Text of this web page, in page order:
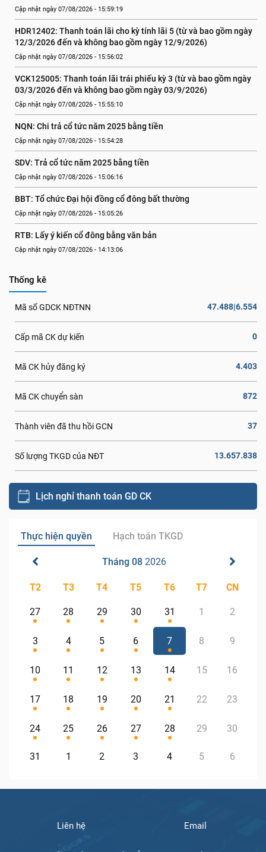
Cập nhật ngày 07/08/2026 - 15:59:19
HDR12402: Thanh toán lãi cho kỳ tính lãi 5 (từ và bao gồm ngày
12/3/2026 đến và không bao gồm ngày 12/9/2026)
Cập nhật ngày 07/08/2026 - 15:56:02
VCK125005: Thanh toán lãi trái phiếu kỳ 3 (từ và bao gồm ngày
03/3/2026 đến và không bao gồm ngày 03/9/2026)
Cập nhật ngày 07/08/2026 - 15:55:10
NQN: Chi trả cổ tức năm 2025 bằng tiền
Cập nhật ngày 07/08/2026 - 15:54:28
SDV: Trả cổ tức năm 2025 bằng tiền
Cập nhật ngày 07/08/2026 - 15:06:16
BBT: Tổ chức Đại hội đồng cổ đông bất thường
Cập nhật ngày 07/08/2026 - 15:05:26
RTB: Lấy ý kiến cổ đông bằng văn bản
Cập nhật ngày 07/08/2026 - 14:13:06
Thống kê
Mã số GDCK NĐTNN 47.488|6.554
Cấp mã CK dự kiến 0
Mã CK hủy đăng ký 4.403
Mã CK chuyển sàn 872
Thành viên đã thu hồi GCN 37
Số lượng TKGD của NĐT 13.657.838
Lịch nghỉ thanh toán GD CK
Thực hiện quyền Hạch toán TKGD
Tháng 08 2026
T2 T3 T4 T5 T6 T7 CN
27 28 29 30 31 1 2
3 4 5 6 7 8 9
10 11 12 13 14 15 16
17 18 19 20 21 22 23
24 25 26 27 28 29 30
31 1 2 3 4 5 6
Liên hệ Email